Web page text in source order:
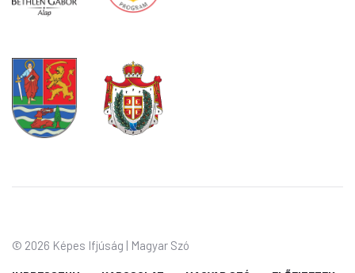
© 2026 Képes Ifjúság | Magyar Szó